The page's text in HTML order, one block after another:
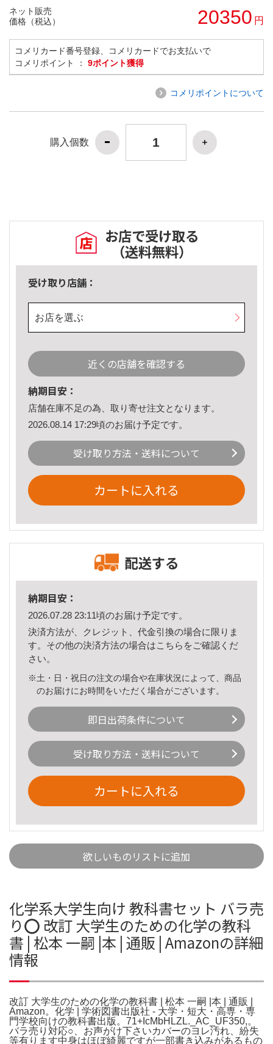
ネット販売
価格（税込）
20350 円
コメリカード番号登録、コメリカードでお支払いで
コメリポイント ： 9ポイント獲得
コメリポイントについて
購入個数
お店で受け取る
（送料無料）
受け取り店舗：
お店を選ぶ
近くの店舗を確認する
納期目安：
店舗在庫不足の為、取り寄せ注文となります。
2026.08.14 17:29頃のお届け予定です。
受け取り方法・送料について
カートに入れる
配送する
納期目安：
2026.07.28 23:11頃のお届け予定です。
決済方法が、クレジット、代金引換の場合に限りま
す。その他の決済方法の場合はこちら をご確認くだ
さい。
※土・日・祝日の注文の場合や在庫状況によって、商品
のお届けにお時間をいただく場合がございます。
即日出荷条件について
受け取り方法・送料について
カートに入れる
欲しいものリストに追加
化学系大学生向け 教科書セット バラ売
り⭕️ 改訂 大学生のための化学の教科
書 | 松本 一嗣 |本 | 通販 | Amazonの詳細
情報
改訂 大学生のための化学の教科書 | 松本 一嗣 |本 | 通販 |
Amazon。化学 | 学術図書出版社 - 大学・短大・高専・専
門学校向けの教科書出版。71+IcMbHLZL._AC_UF350,。
バラ売り対応○、お声がけ下さいカバーのヨレ汚れ、紛失
等有ります中身はほぼ綺麗ですが一部書き込みがあるもの